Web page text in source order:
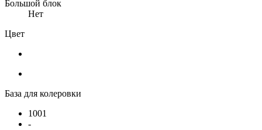
Большой блок
Нет
Цвет
База для колеровки
1001
-